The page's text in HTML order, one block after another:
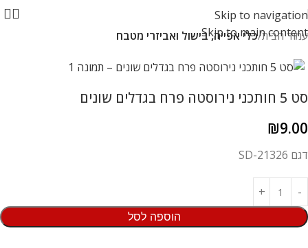
Skip to navigation
Skip to main content
עמוד הבית כלי אפייה, בישול ואביזרי מטבח
סט 5 חותכני נירוסטה פרח בגדלים שונים
₪9.00
דגם SD-21326
הוספה לסל